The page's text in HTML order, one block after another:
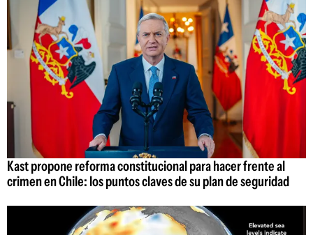
Kast propone reforma constitucional para hacer frente al
crimen en Chile: los puntos claves de su plan de seguridad